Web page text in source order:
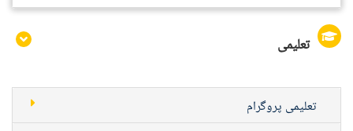
تعلیمی
تعلیمی پروگرام